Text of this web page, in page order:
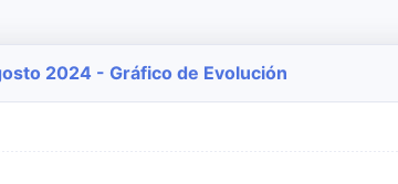
2024 - Gráfico de Evolución